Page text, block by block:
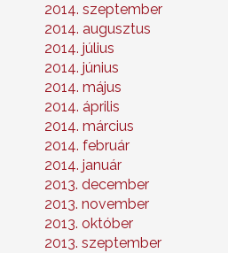
2014. szeptember
2014. augusztus
2014. július
2014. június
2014. május
2014. április
2014. március
2014. február
2014. január
2013. december
2013. november
2013. október
2013. szeptember